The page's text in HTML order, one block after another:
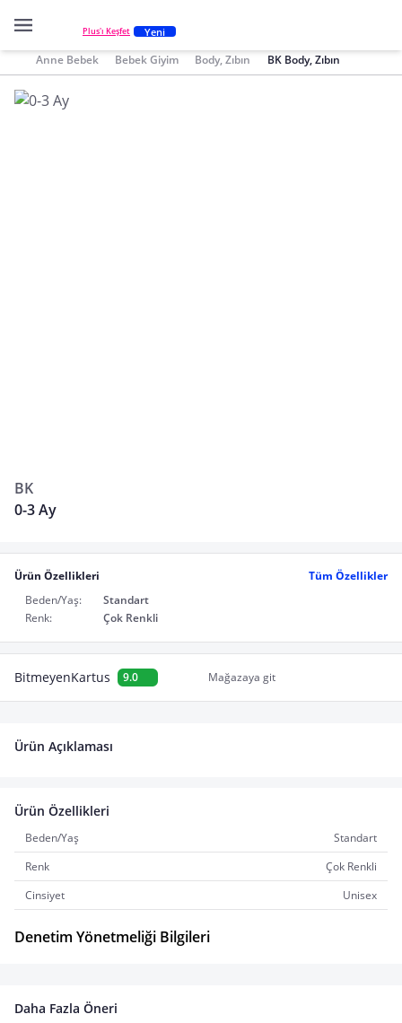
Plus'ı Keşfet Yeni
Anne Bebek Bebek Giyim Body, Zıbın BK Body, Zıbın
BK
0-3 Ay
Ürün Özellikleri
Tüm Özellikler
Beden/Yaş:
Standart
Renk:
Çok Renkli
BitmeyenKartus 9.0 Mağazaya git
Ürün Açıklaması
Ürün Özellikleri
Beden/Yaş
Standart
Renk
Çok Renkli
Cinsiyet
Unisex
Denetim Yönetmeliği Bilgileri
Daha Fazla Öneri